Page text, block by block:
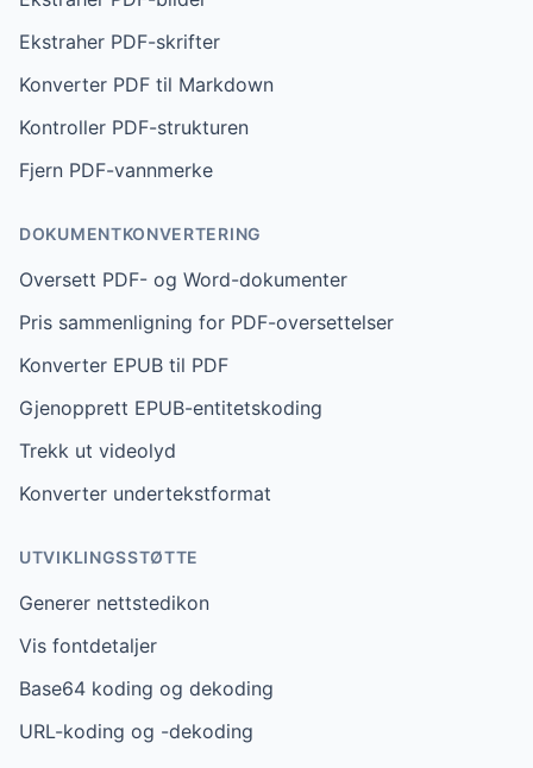
Ekstraher PDF-skrifter
Konverter PDF til Markdown
Kontroller PDF-strukturen
Fjern PDF-vannmerke
DOKUMENTKONVERTERING
Oversett PDF- og Word-dokumenter
Pris sammenligning for PDF-oversettelser
Konverter EPUB til PDF
Gjenopprett EPUB-entitetskoding
Trekk ut videolyd
Konverter undertekstformat
UTVIKLINGSSTØTTE
Generer nettstedikon
Vis fontdetaljer
Base64 koding og dekoding
URL-koding og -dekoding